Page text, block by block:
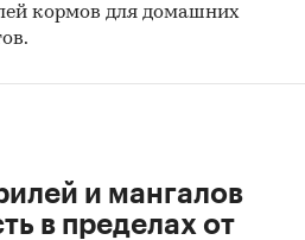
кормов для домашних
и мангалов
в пределах от